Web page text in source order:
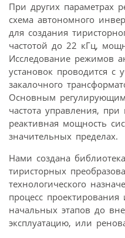
При других параметрах
схема автономного
для создания
частотой до 22 кГц,
Исследование режимов
установок проводится с
закалочного
Основным регулирующим
частота управления,
реактивная мощность
значительных пределах.
Нами создана
тиристорных
технологического
процесс
начальных этапов до
эксплуатацию, или